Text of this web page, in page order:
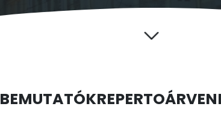
BEMUTATÓKREPERTOÁR